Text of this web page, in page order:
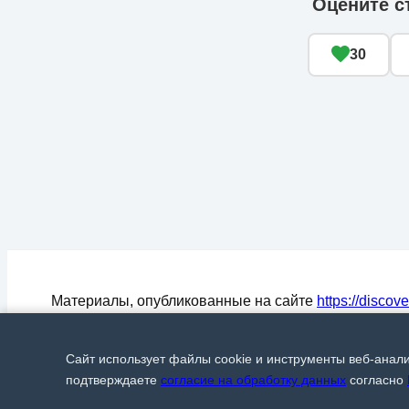
Оцените
30
Материалы, опубликованные на сайте https://
Discover24.ruобязательна.© Discover24, 2015-
Сайт использует файлы cookie и инструменты веб-
подтверждаете согласие на обработку данных согласно